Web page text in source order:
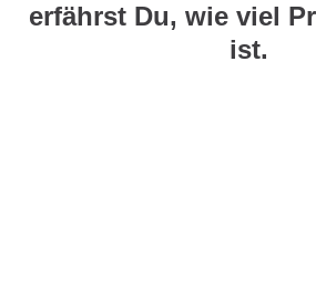
erfährst Du, wie viel
ist.